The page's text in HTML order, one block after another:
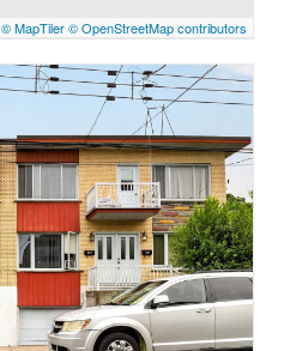
© MapTiler© OpenStreetMap contributors